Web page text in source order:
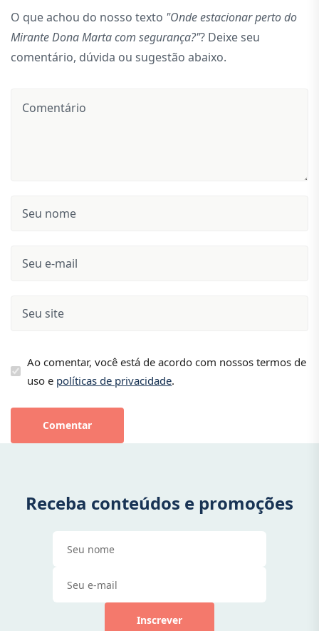
O que achou do nosso texto "Onde estacionar perto do
Mirante Dona Marta com segurança?"? Deixe seu
comentário, dúvida ou sugestão abaixo.
Ao comentar, você está de acordo com nossos termos de
uso e políticas de privacidade.
Comentar
Receba conteúdos e promoções
Inscrever